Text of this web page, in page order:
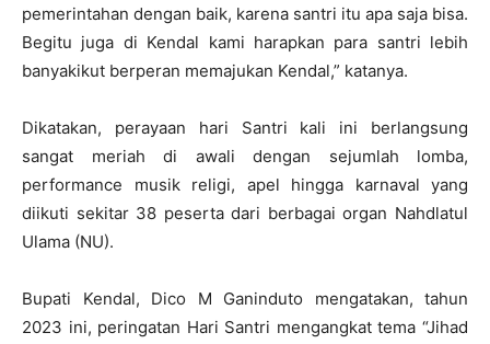
pemerintahan dengan baik, karena santri itu apa saja bisa.
Begitu juga di Kendal kami harapkan para santri lebih
banyakikut berperan memajukan Kendal,” katanya.
Dikatakan, perayaan hari Santri kali ini berlangsung
sangat meriah di awali dengan sejumlah lomba,
performance musik religi, apel hingga karnaval yang
diikuti sekitar 38 peserta dari berbagai organ Nahdlatul
Ulama (NU).
Bupati Kendal, Dico M Ganinduto mengatakan, tahun
2023 ini, peringatan Hari Santri mengangkat tema “Jihad